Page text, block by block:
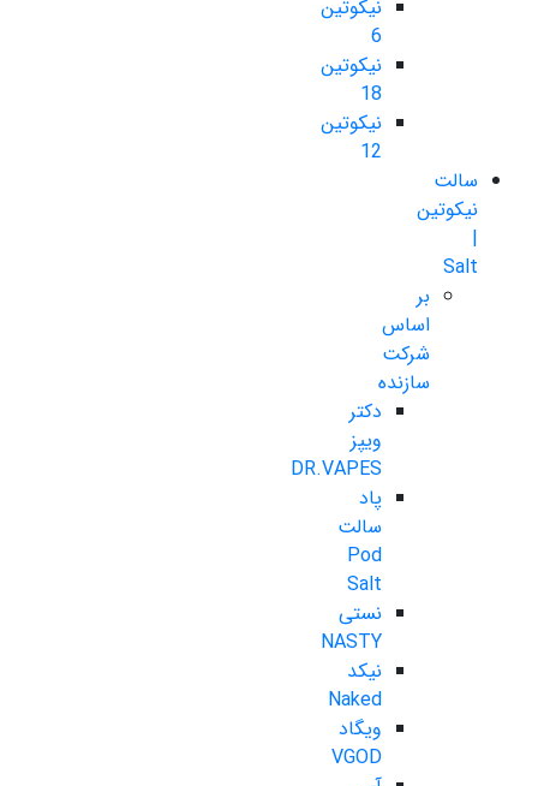
نیکوتین
6
نیکوتین
18
نیکوتین
12
سالت
نیکوتین
|
Salt
بر
اساس
شرکت
سازنده
دکتر
ویپز
DR.VAPES
پاد
سالت
Pod
Salt
نستی
NASTY
نیکد
Naked
ویگاد
VGOD